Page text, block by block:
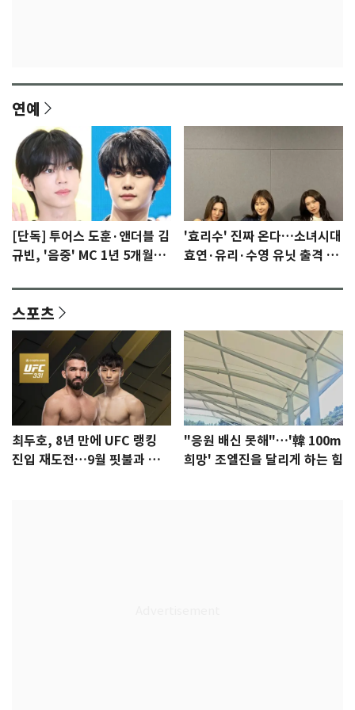
연예
[단독] 투어스 도훈·앤더블 김
규빈, '음중' MC 1년 5개월만
'효리수' 진짜 온다…소녀시대
효연·유리·수영 유닛 출격 [N
스포츠
최두호, 8년 만에 UFC 랭킹
진입 재도전…9월 핏불과 대
"응원 배신 못해"…'韓 100m
희망' 조엘진을 달리게 하는 힘